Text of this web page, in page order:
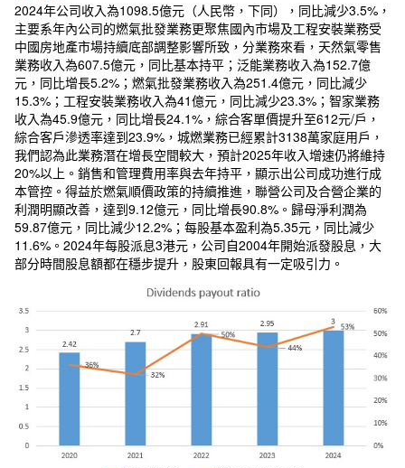
2024年公司收入為1098.5億元（人民幣，下同），同比減少3.5%，
主要系年內公司的燃氣批發業務更聚焦國內市場及工程安裝業務受
中國房地產市場持續底部調整影響所致，分業務來看，天然氣零售
業務收入為607.5億元，同比基本持平；泛能業務收入為152.7億
元，同比增長5.2%；燃氣批發業務收入為251.4億元，同比減少
15.3%；工程安裝業務收入為41億元，同比減少23.3%；智家業務
收入為45.9億元，同比增長24.1%，綜合客單價提升至612元/戶，
綜合客戶滲透率達到23.9%，城燃業務已經累計3138萬家庭用戶，
我們認為此業務潛在增長空間較大，預計2025年收入增速仍將維持
20%以上。銷售和管理費用率與去年持平，顯示出公司成功進行成
本管控。得益於燃氣順價政策的持續推進，聯營公司及合營企業的
利潤明顯改善，達到9.12億元，同比增長90.8%。歸母淨利潤為
59.87億元，同比減少12.2%；每股基本盈利為5.35元，同比減少
11.6%。2024年每股派息3港元，公司自2004年開始派發股息，大
部分時間股息額都在穩步提升，股東回報具有一定吸引力。